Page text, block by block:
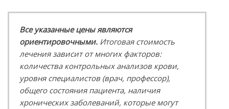
Все указанные цены являются
ориентировочными. Итоговая стоимость
лечения зависит от многих факторов:
количества контрольных анализов крови,
уровня специалистов (врач, профессор),
общего состояния пациента, наличия
хронических заболеваний, которые могут